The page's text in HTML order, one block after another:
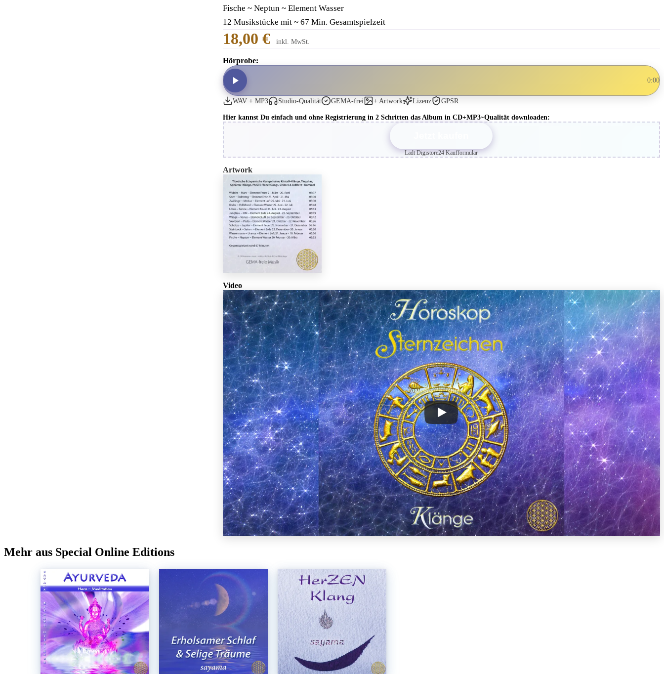
Fische ~ Neptun ~ Element Wasser
12 Musikstücke mit ~ 67 Min. Gesamtspielzeit
18,00 € inkl. MwSt.
Hörprobe:
0:00
WAV + MP3 Studio-Qualität GEMA-frei + Artwork Lizenz GPSR
Hier kannst Du einfach und ohne Registrierung in 2 Schritten das Album in CD+MP3~Qualität downloaden:
Lädt Digistore24 Kaufformular
Artwork
Video
Mehr aus Special Online Editions